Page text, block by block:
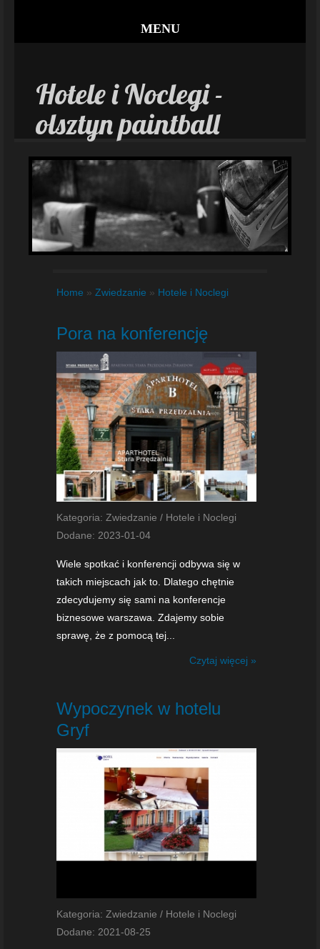
MENU
Hotele i Noclegi -
olsztyn paintball
Home » Zwiedzanie » Hotele i Noclegi
Pora na konferencję
Kategoria: Zwiedzanie / Hotele i Noclegi
Dodane: 2023-01-04
Wiele spotkać i konferencji odbywa się w
takich miejscach jak to. Dlatego chętnie
zdecydujemy się sami na konferencje
biznesowe warszawa. Zdajemy sobie
sprawę, że z pomocą tej...
Czytaj więcej »
Wypoczynek w hotelu
Gryf
Kategoria: Zwiedzanie / Hotele i Noclegi
Dodane: 2021-08-25